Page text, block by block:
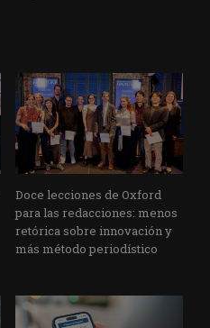
Doce lecciones de Oxford
para las redacciones: menos
retórica sobre innovación y
más método periodístico